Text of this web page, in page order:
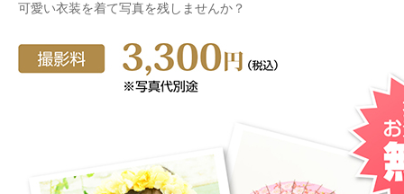
可愛い衣装を着て写真を残しませんか？